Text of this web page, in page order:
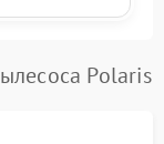
Polaris